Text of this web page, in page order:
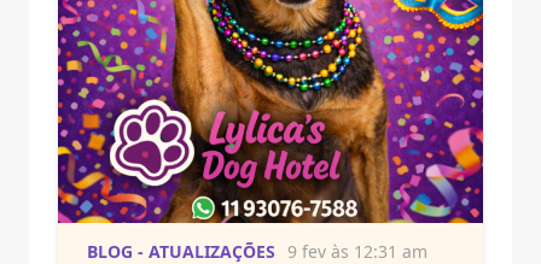
BLOG - ATUALIZAÇÕES 9 fev às 12:31 am